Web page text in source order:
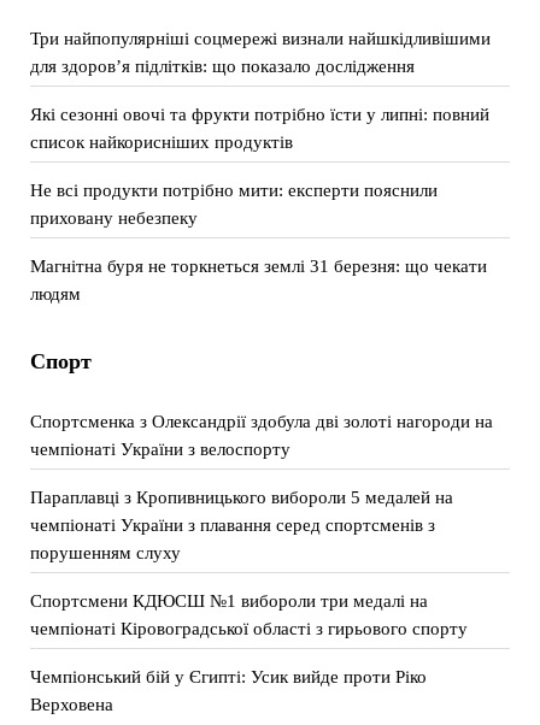
Три найпопулярніші соцмережі визнали найшкідливішими
для здоров’я підлітків: що показало дослідження
Які сезонні овочі та фрукти потрібно їсти у липні: повний
список найкорисніших продуктів
Не всі продукти потрібно мити: експерти пояснили
приховану небезпеку
Магнітна буря не торкнеться землі 31 березня: що чекати
людям
Спорт
Спортсменка з Олександрії здобула дві золоті нагороди на
чемпіонаті України з велоспорту
Параплавці з Кропивницького вибороли 5 медалей на
чемпіонаті України з плавання серед спортсменів з
порушенням слуху
Спортсмени КДЮСШ №1 вибороли три медалі на
чемпіонаті Кіровоградської області з гирьового спорту
Чемпіонський бій у Єгипті: Усик вийде проти Ріко
Верховена